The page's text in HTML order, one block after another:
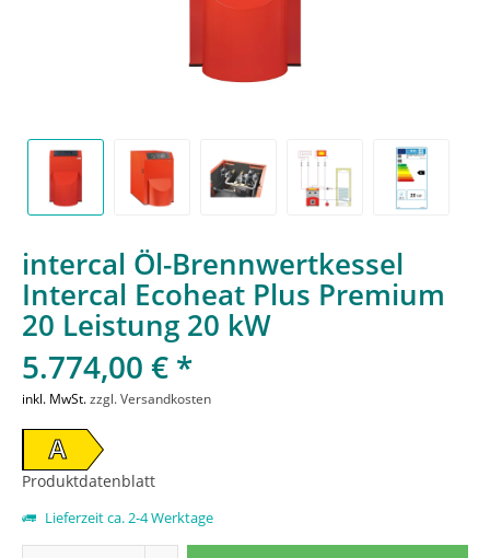
intercal Öl-Brennwertkessel
Intercal Ecoheat Plus Premium
20 Leistung 20 kW
5.774,00 € *
inkl. MwSt.zzgl. Versandkosten
A
Produktdatenblatt
Lieferzeit ca. 2-4 Werktage